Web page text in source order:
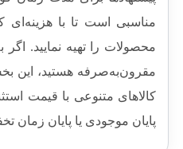
ن
و
.
مناسبی است تا با هزینه‌ای
محصولات را تهیه نمایید.
مقرون‌به‌صرفه هستید، این
کالاهای متنوعی با قیمت
پایان موجودی یا پایان زمان